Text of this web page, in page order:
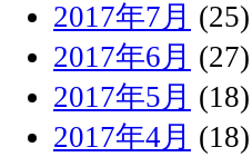
2017年7月 (25)
2017年6月 (27)
2017年5月 (18)
2017年4月 (18)